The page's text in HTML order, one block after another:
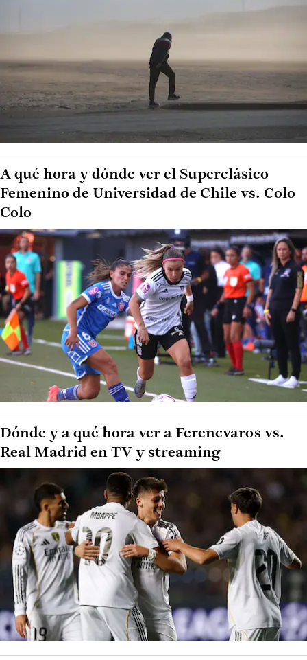
A qué hora y dónde ver el Superclásico
Femenino de Universidad de Chile vs. Colo
Colo
Dónde y a qué hora ver a Ferencvaros vs.
Real Madrid en TV y streaming